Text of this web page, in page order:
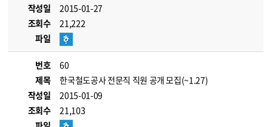
작성일
2015-01-27
조회수
21,222
파일
번호
60
제목
한국철도공사 전문직 직원 공개 모집(~1.27)
작성일
2015-01-09
조회수
21,103